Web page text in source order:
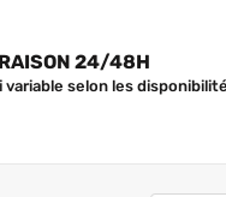
24/48H
variable selon les